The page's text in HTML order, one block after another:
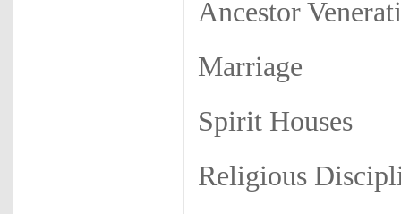
Ancestor
Marriage
Spirit Houses
Religious